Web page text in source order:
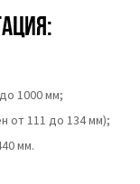
1000 мм;
от 111 до 134 мм);
мм.